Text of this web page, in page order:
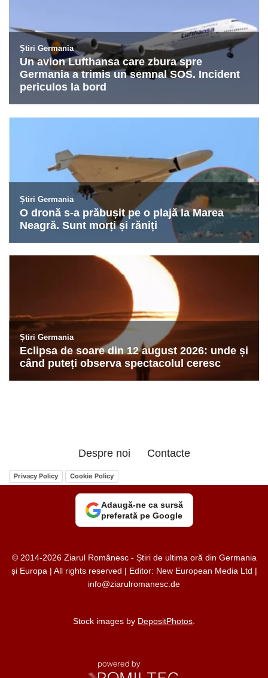
Despre noi Contacte
Privacy Policy Cookie Policy
Adaugă-ne ca sursă
preferată pe Google
© 2014-2026 Ziarul Românesc - Știri de ultima oră din Germania
și Europa | All rights reserved | Editor: New European Media Ltd |
info@ziarulromanesc.de
Stock images by DepositPhotos